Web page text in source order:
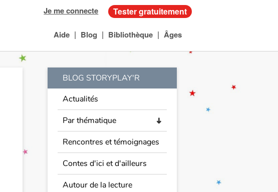
Je me connecte Tester gratuitement
Aide | Blog | Bibliothèque | Âges
BLOG STORYPLAY'R
Actualités
Par thématique
➜
Rencontres et témoignages
Contes d'ici et d'ailleurs
Autour de la lecture